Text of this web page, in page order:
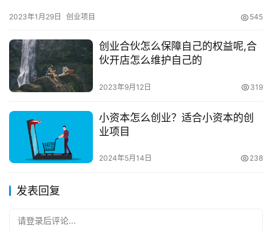
如果您还没有达到邀请条件的话，您可以自己注册
限，然后首先累积一批用户，以便平台可以注意到您的 。
同时，让后期的推广变现并不困难。
2.接受广告合作
品牌方找到代理公司的报价，或直接联系up主。
代理公司内部媒体通常采用自己的直接流量或第三方报价。
有些up还会维持微博，公众号，朋友圈等。此
时，这个时候也会涉及到广告打包价和视频单价。
例如，b站上方的美妆博主号，1W粉单价大概在1000左
右。
2023年1月29日 创业项目 545
创业合伙怎么保障自己的权益呢,合
伙开店怎么维护自己的
2023年9月12日 319
小资本怎么创业？适合小资本的创
业项目
2024年5月14日 238
发表回复
请登录后评论...